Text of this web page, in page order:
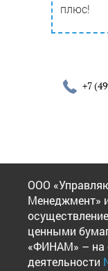
плюс!
+7
ООО
Менеджмент»
ценными
«ФИНАМ» – на
деятельности